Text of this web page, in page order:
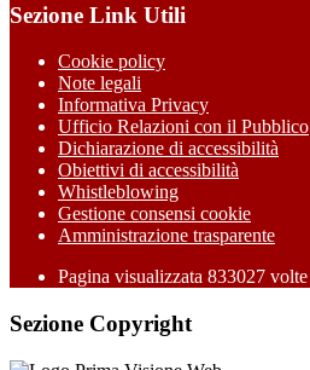
Sezione Link Utili
Cookie policy
Note legali
Informativa Privacy
Ufficio Relazioni con il Pubblico
Dichiarazione di accessibilità
Obiettivi di accessibilità
Whistleblowing
Gestione consensi cookie
Amministrazione trasparente
Pagina visualizzata 833027 volte
Sezione Copyright